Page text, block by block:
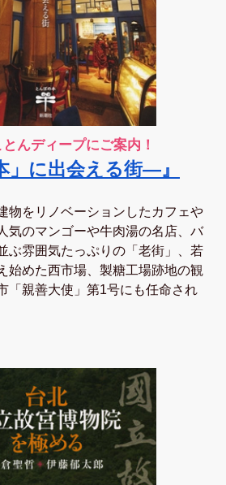
んディープにご案内！
」に出会える街―』
物をリノベーションしたカフェや
気のマンゴーや牛肉湯の名店、バ
ぶ雰囲気たっぷりの「老街」、若
始めた西市場、製糖工場跡地の観
親善大使」第1号にも任命され